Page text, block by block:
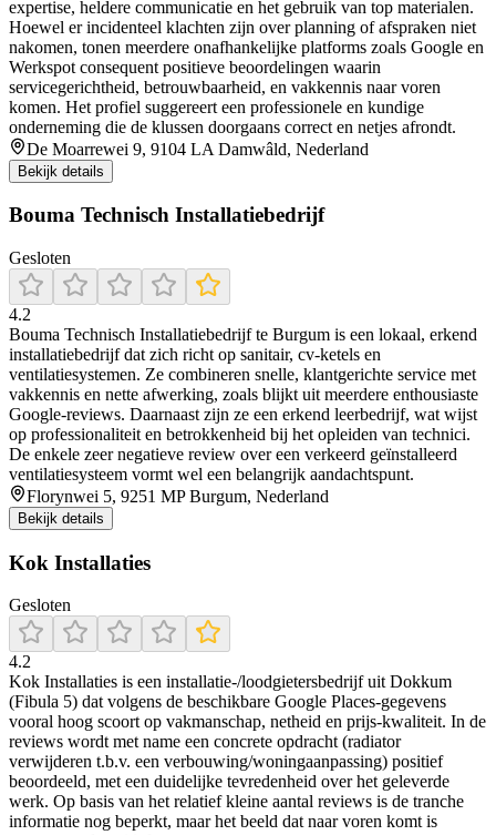
expertise, heldere communicatie en het gebruik van top materialen.
Hoewel er incidenteel klachten zijn over planning of afspraken niet
nakomen, tonen meerdere onafhankelijke platforms zoals Google en
Werkspot consequent positieve beoordelingen waarin
servicegerichtheid, betrouwbaarheid, en vakkennis naar voren
komen. Het profiel suggereert een professionele en kundige
onderneming die de klussen doorgaans correct en netjes afrondt.
De Moarrewei 9, 9104 LA Damwâld, Nederland
Bekijk details
Bouma Technisch Installatiebedrijf
Gesloten
4.2
Bouma Technisch Installatiebedrijf te Burgum is een lokaal, erkend
installatiebedrijf dat zich richt op sanitair, cv‑ketels en
ventilatiesystemen. Ze combineren snelle, klantgerichte service met
vakkennis en nette afwerking, zoals blijkt uit meerdere enthousiaste
Google‑reviews. Daarnaast zijn ze een erkend leerbedrijf, wat wijst
op professionaliteit en betrokkenheid bij het opleiden van technici.
De enkele zeer negatieve review over een verkeerd geïnstalleerd
ventilatiesysteem vormt wel een belangrijk aandachtspunt.
Florynwei 5, 9251 MP Burgum, Nederland
Bekijk details
Kok Installaties
Gesloten
4.2
Kok Installaties is een installatie-/loodgietersbedrijf uit Dokkum
(Fibula 5) dat volgens de beschikbare Google Places-gegevens
vooral hoog scoort op vakmanschap, netheid en prijs-kwaliteit. In de
reviews wordt met name een concrete opdracht (radiator
verwijderen t.b.v. een verbouwing/woningaanpassing) positief
beoordeeld, met een duidelijke tevredenheid over het geleverde
werk. Op basis van het relatief kleine aantal reviews is de tranche
informatie nog beperkt, maar het beeld dat naar voren komt is